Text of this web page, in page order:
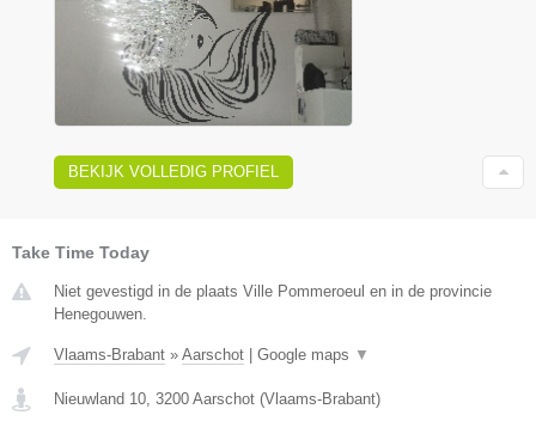
BEKIJK VOLLEDIG PROFIEL
Take Time Today
Niet gevestigd in de plaats Ville Pommeroeul en in de provincie
Henegouwen.
Vlaams-Brabant » Aarschot Google maps ▼
Nieuwland 10, 3200 Aarschot (Vlaams-Brabant)